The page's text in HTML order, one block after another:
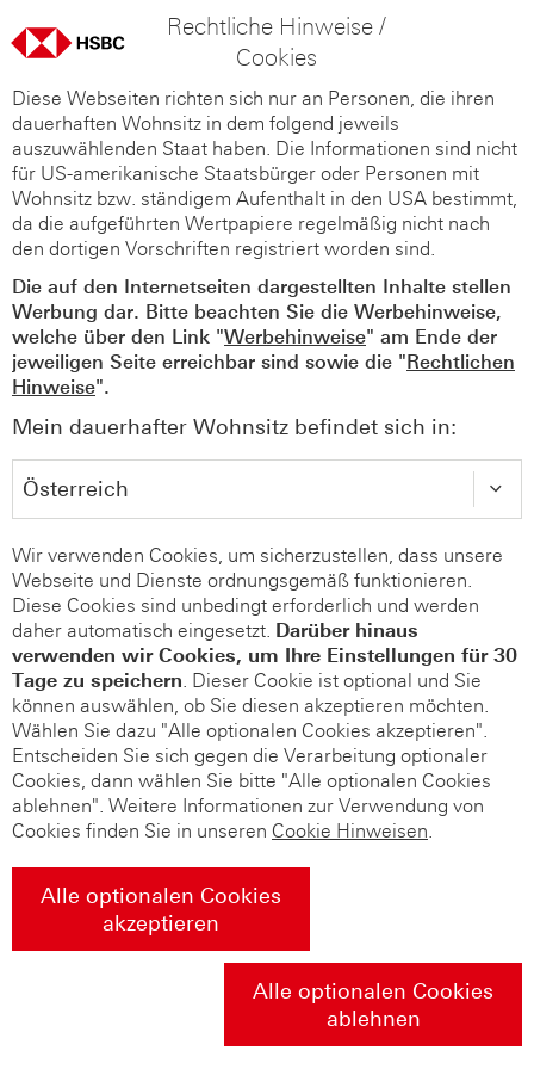
Rechtliche Hinweise /
Cookies
Diese Webseiten richten sich nur an Personen, die ihren
dauerhaften Wohnsitz in dem folgend jeweils
auszuwählenden Staat haben. Die Informationen sind nicht
für US-amerikanische Staatsbürger oder Personen mit
Wohnsitz bzw. ständigem Aufenthalt in den USA bestimmt,
da die aufgeführten Wertpapiere regelmäßig nicht nach
den dortigen Vorschriften registriert worden sind.
Die auf den Internetseiten dargestellten Inhalte stellen
Werbung dar. Bitte beachten Sie die Werbehinweise,
welche über den Link "Werbehinweise" am Ende der
jeweiligen Seite erreichbar sind sowie die "Rechtlichen
Hinweise".
Mein dauerhafter Wohnsitz befindet sich in:
Wir verwenden Cookies, um sicherzustellen, dass unsere
Webseite und Dienste ordnungsgemäß funktionieren.
Diese Cookies sind unbedingt erforderlich und werden
daher automatisch eingesetzt. Darüber hinaus
verwenden wir Cookies, um Ihre Einstellungen für 30
Tage zu speichern. Dieser Cookie ist optional und Sie
können auswählen, ob Sie diesen akzeptieren möchten.
Wählen Sie dazu "Alle optionalen Cookies akzeptieren".
Entscheiden Sie sich gegen die Verarbeitung optionaler
Cookies, dann wählen Sie bitte "Alle optionalen Cookies
ablehnen". Weitere Informationen zur Verwendung von
Cookies finden Sie in unseren Cookie Hinweisen.
Alle optionalen Cookies
akzeptieren
Alle optionalen Cookies
ablehnen